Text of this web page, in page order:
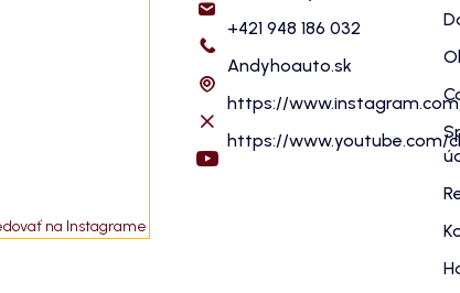
na Instagrame
+421 948 186 032
Andyhoauto.sk
https://
https://www.youtube.com/